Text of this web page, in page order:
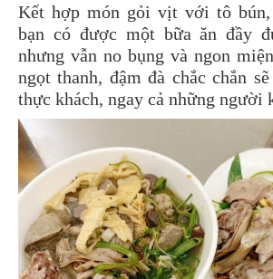
Kết hợp món gỏi vịt với tô
bạn có được một bữa ăn đầy
nhưng vẫn no bụng và ngon
ngọt thanh, đậm đà chắc chắn
thực khách, ngay cả những người